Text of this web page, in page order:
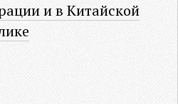
и в Китайской